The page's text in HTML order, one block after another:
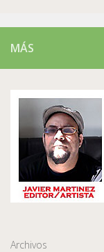
MÁS
Archivos